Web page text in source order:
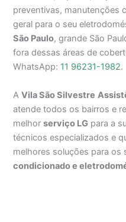
preventivas, manutenções
geral para o seu
São Paulo, grande São
fora dessas áreas de
WhatsApp: 11 96231-1982.
AVila São Silvestre
atende todos os bairros e
melhorserviço LG para a
técnicos especializados e
melhores soluções para os
condicionado e